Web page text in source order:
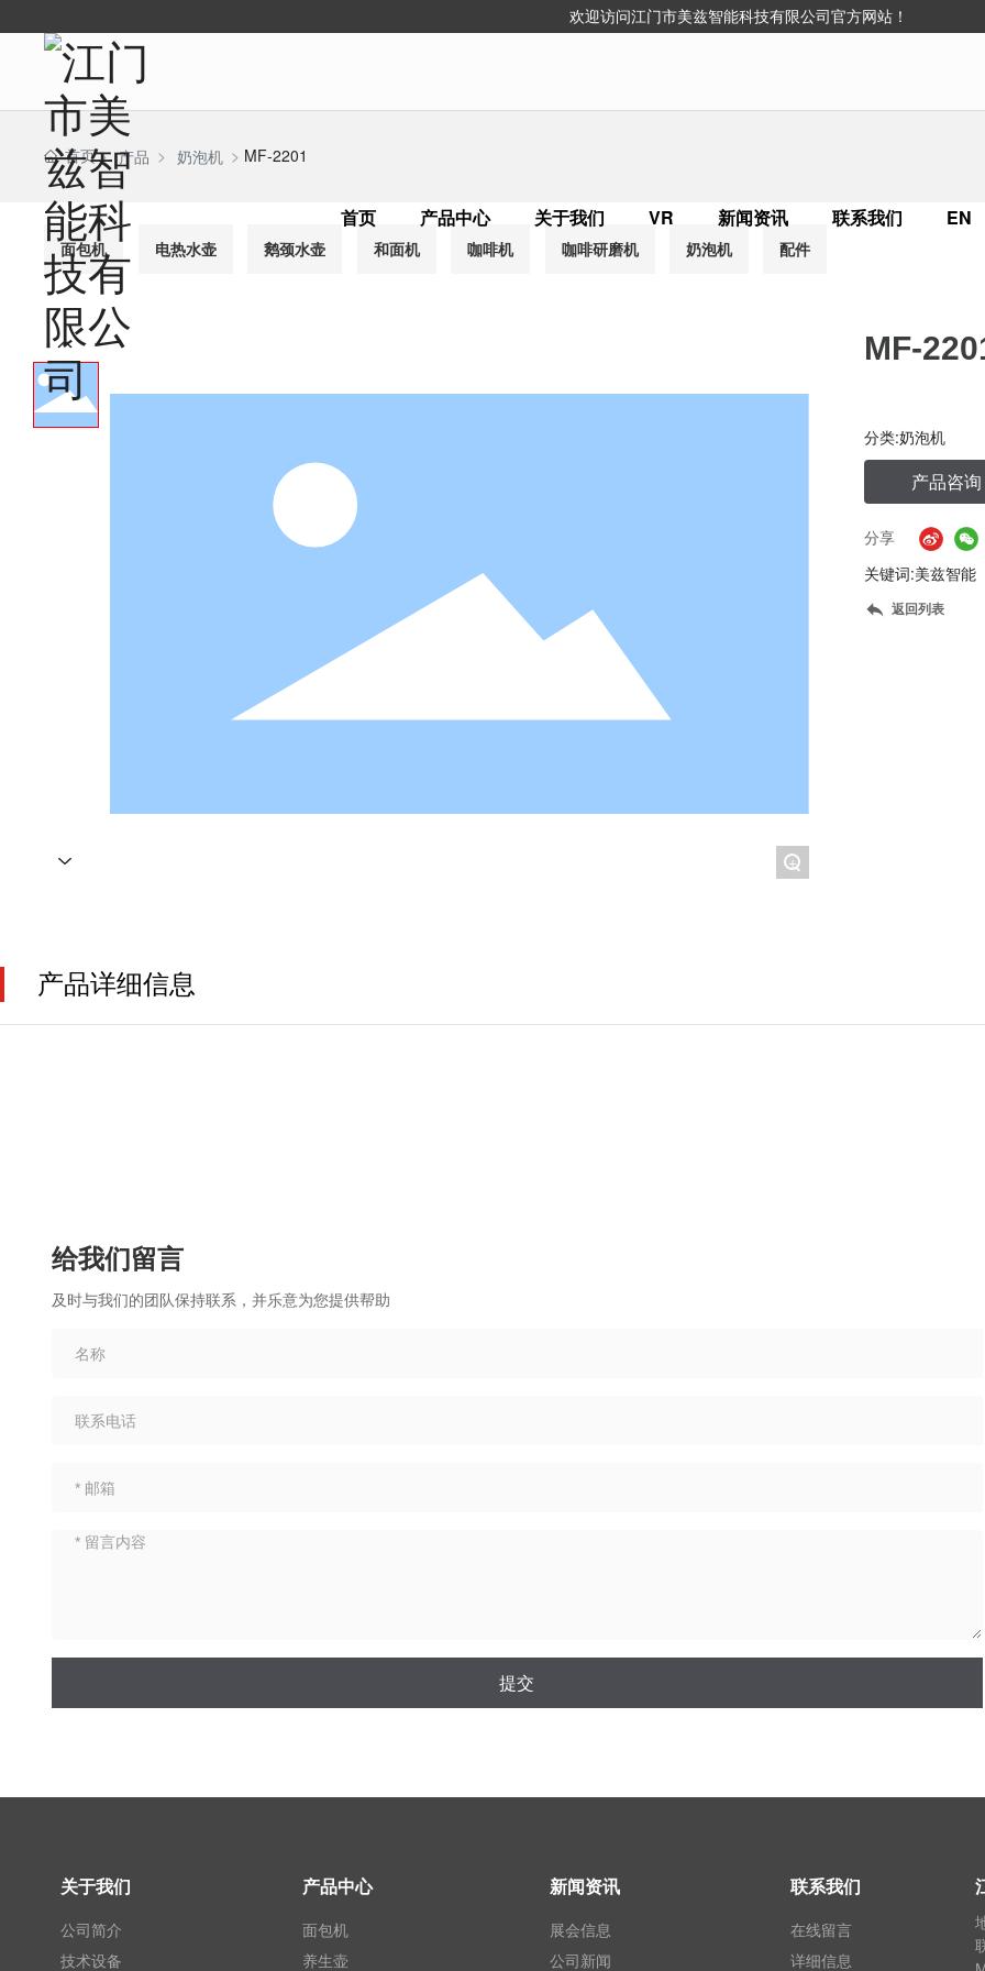
欢迎访问江门市美兹智能科技有限公司官方网站！
首页 产品中心 关于我们 VR 新闻资讯 联系我们 EN
首页 产品 奶泡机 MF-2201
面包机 电热水壶 鹅颈水壶 和面机 咖啡机 咖啡研磨机 奶泡机 配件
+
MF-
分类:奶泡机
产品咨询
分享
关键词:美兹智能
返回列表
产品详细信息
给我们留言
及时与我们的团队保持联系，并乐意为您提供帮助
提交
关于我们
公司简介
技术设备
产品中心
面包机
养生壶
新闻资讯
展会信息
公司新闻
联系我们
在线留言
详细信息